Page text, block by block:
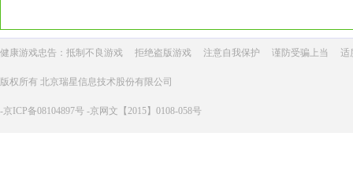
健康游戏忠告：抵制不良游戏 拒绝盗版游戏 注意自我保护 谨防受骗上当 适
版权所有 北京瑞星信息技术股份有限公司
-京ICP备08104897号 -京网文【2015】0108-058号